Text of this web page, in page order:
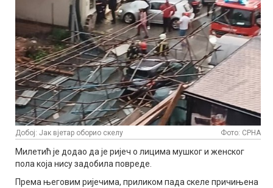
Добој: Јак вјетар оборио скелу Фото: СРНА
Милетић је додао да је ријеч о лицима мушког и женског
пола која нису задобила повреде.
Према његовим ријечима, приликом пада скеле причињена